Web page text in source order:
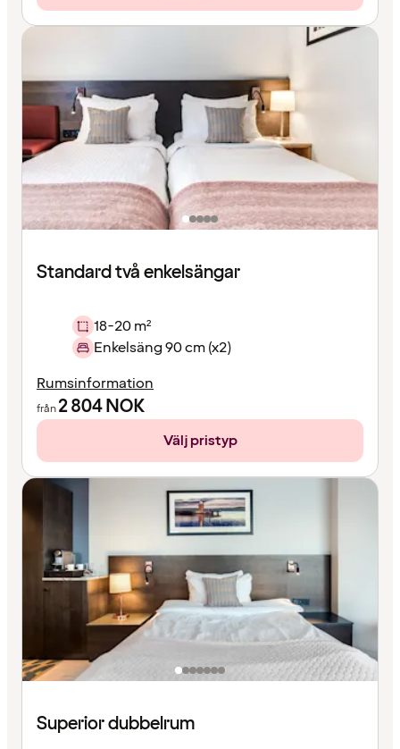
Standard två enkelsängar
18-20 m²
Enkelsäng 90 cm (x2)
Rumsinformation
från2 804NOK
Välj pristyp
Superior dubbelrum